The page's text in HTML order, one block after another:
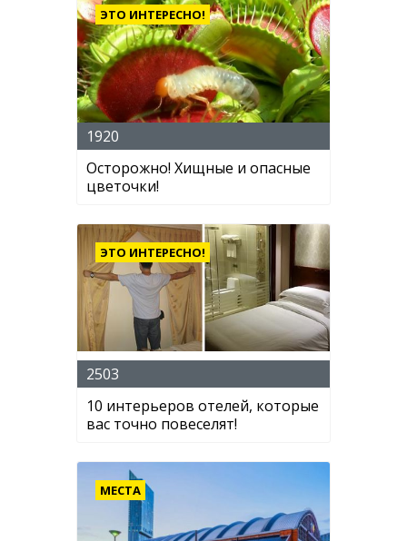
ЭТО ИНТЕРЕСНО!
1920
Осторожно! Хищные и опасные
цветочки!
ЭТО ИНТЕРЕСНО!
2503
10 интерьеров отелей, которые
вас точно повеселят!
МЕСТА